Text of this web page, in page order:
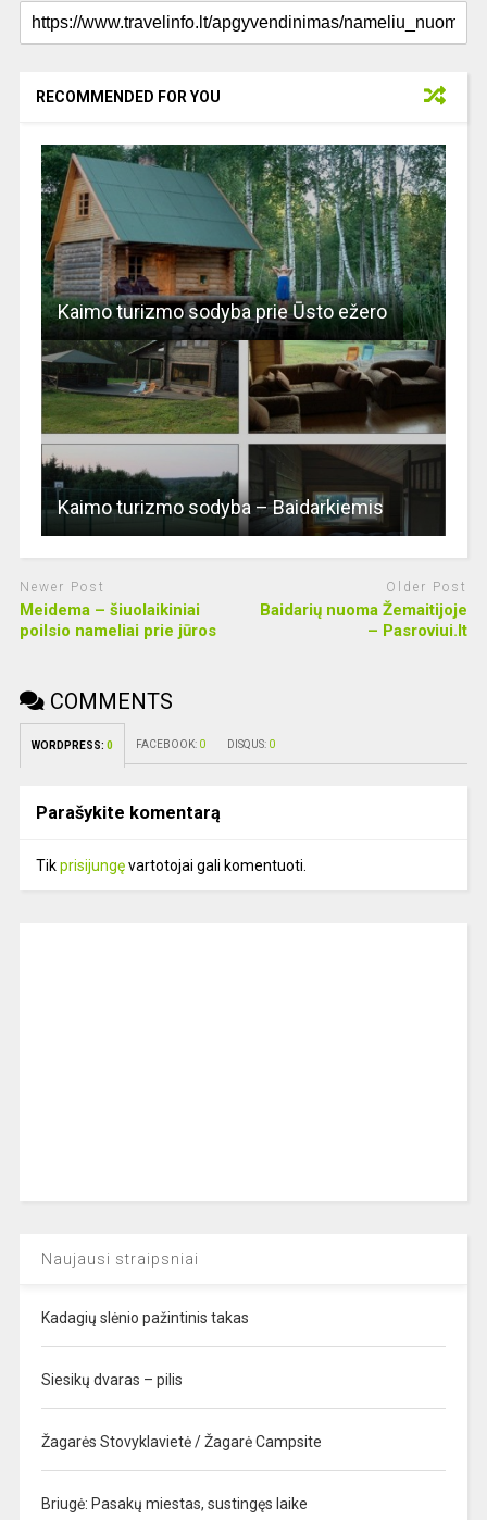
RECOMMENDED FOR YOU
Kaimo turizmo sodyba prie Ūsto ežero
Kaimo turizmo sodyba – Baidarkiemis
Newer Post
Meidema – šiuolaikiniai
poilsio nameliai prie jūros
Older Post
Baidarių nuoma Žemaitijoje
– Pasroviui.lt
COMMENTS
WORDPRESS: 0 FACEBOOK: 0 DISQUS: 0
Parašykite komentarą
Tikprisijungęvartotojai gali komentuoti.
Naujausi straipsniai
Kadagių slėnio pažintinis takas
Siesikų dvaras – pilis
Žagarės Stovyklavietė / Žagarė Campsite
Briugė: Pasakų miestas, sustingęs laike